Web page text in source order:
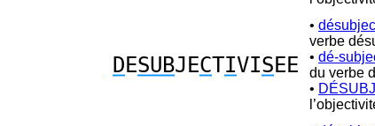
DESUBJECTIVISEE
•
verbe
• dé-
du verbe
•